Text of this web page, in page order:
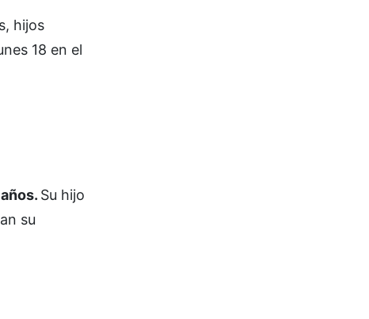
hijos
18 en el
Su hijo
su